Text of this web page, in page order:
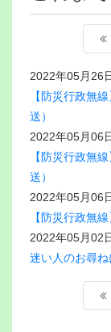
2022年05月26
【防災行政無
送）
2022年05月06
【防災行政無
送）
2022年05月06
【防災行政無
2022年05月02
迷い人のお尋ね